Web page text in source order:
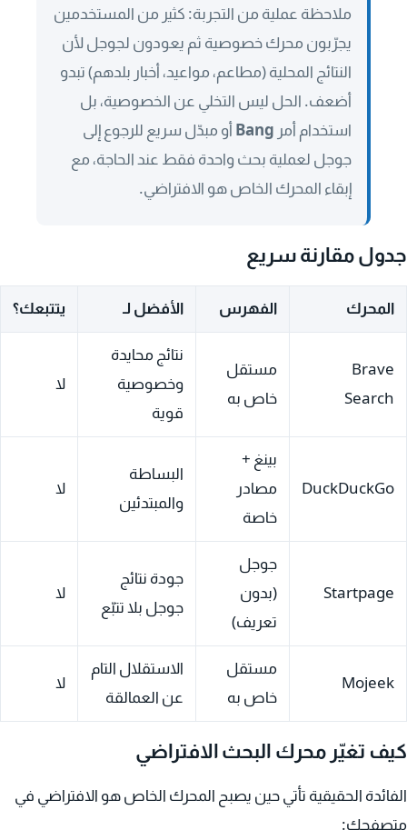
ملاحظة عملية من التجربة: كثير من المستخدمين
يجرّبون محرك خصوصية ثم يعودون لجوجل لأن
النتائج المحلية (مطاعم، مواعيد، أخبار بلدهم) تبدو
أضعف. الحل ليس التخلي عن الخصوصية، بل
استخدام أمر Bang
أو مبدّل سريع للرجوع إلى
جوجل لعملية بحث واحدة فقط عند الحاجة، مع
إبقاء المحرك الخاص هو الافتراضي.
جدول مقارنة سريع
المحرك الفهرس الأفضل لـ يتتبعك؟
Brave
Search
مستقل
خاص به
نتائج محايدة
وخصوصية
قوية
لا
DuckDuckGo
بينغ +
مصادر
خاصة
البساطة
والمبتدئين
لا
Startpage
جوجل
(بدون
تعريف)
جودة نتائج
جوجل بلا تتبّع
لا
Mojeek
مستقل
خاص به
الاستقلال التام
عن العمالقة
لا
كيف تغيّر محرك البحث الافتراضي
الفائدة الحقيقية تأتي حين يصبح المحرك الخاص هو الافتراضي في
متصفحك: